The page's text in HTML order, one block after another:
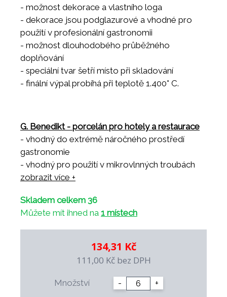
- možnost dekorace a vlastního loga
- dekorace jsou podglazurové a vhodné pro
použití v profesionální gastronomii
- možnost dlouhodobého průběžného
doplňování
- speciální tvar šetří místo při skladování
- finální výpal probíhá při teplotě 1.400° C.
G. Benedikt - porcelán pro hotely a restaurace
- vhodný do extrémě náročného prostředí
gastronomie
- vhodný pro použití v mikrovlnných troubách
- vhodný do všech myček nádobí
- odolný vůči profesionálním čistícím
prostředkům
- mechanicky odolný díky vyvážené konstrukci
- 100% zdravotně nezávadný
- možnost dekorace a vlastního loga
- dekorace jsou podglazurové a vhodné pro
použití v profesionální gastronomii
- možnost dlouhodobého průběžného
zobrazit více +
Skladem celkem 36
Můžete mít ihned na 1 místech
134,31 Kč
111,00 Kč bez DPH
Množství - +